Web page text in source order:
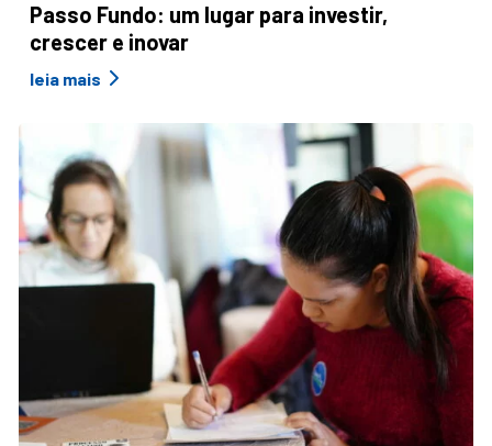
Passo Fundo: um lugar para investir,
crescer e inovar
leia mais